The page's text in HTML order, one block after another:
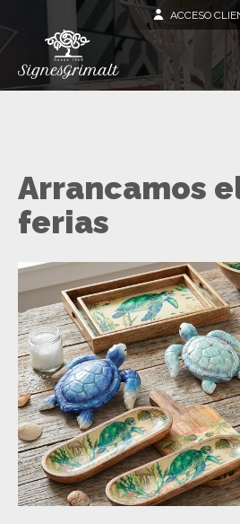
ACCESO
Arrancamos
ferias